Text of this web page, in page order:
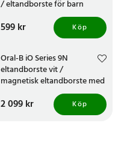
/ eltandborste för barn
Pris:599 kr
599 kr Köp
Oral-B iO Series 9N
eltandborste vit /
magnetisk eltandborste med
7 borstlägen och OLED-
display
Pris:2 099 kr
2 099 kr Köp